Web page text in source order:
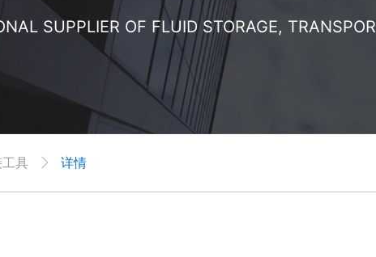
SUPPLIER OF FLUID STORAGE,
具  详情